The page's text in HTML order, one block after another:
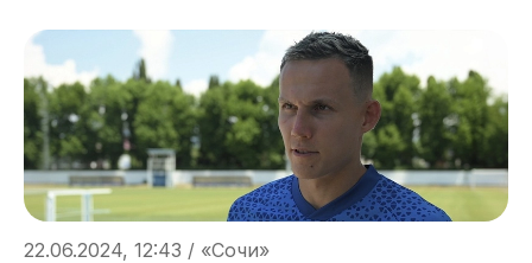
22.06.2024, 12:43 / «Сочи»